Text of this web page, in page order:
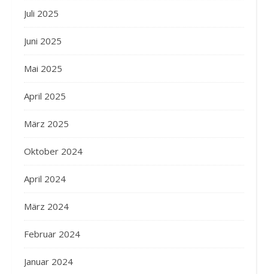
Juli 2025
Juni 2025
Mai 2025
April 2025
März 2025
Oktober 2024
April 2024
März 2024
Februar 2024
Januar 2024